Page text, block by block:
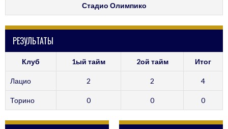
Стадио Олимпико
РЕЗУЛЬТАТЫ
Клуб 1ый тайм 2ой тайм Итог
Лацио 2 2 4
Торино 0 0 0